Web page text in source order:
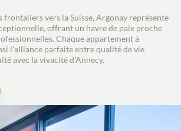
frontaliers vers la Suisse, Argonay représente
offrant un havre de paix proche
Chaque appartement à
l'alliance parfaite entre qualité de vie
avec la vivacité d'Annecy.